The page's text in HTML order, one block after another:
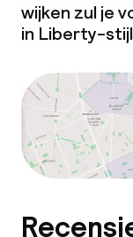
wijken zul je
in Liberty-